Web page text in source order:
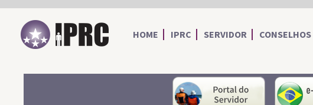
IPRC
HOME IPRC SERVIDOR CONSELHOS
portal do